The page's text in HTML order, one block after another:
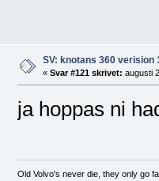
SV: knotans 360 verision
« Svar #121 skrivet: augusti
ja hoppas ni
Old Volvo's never die, they only go